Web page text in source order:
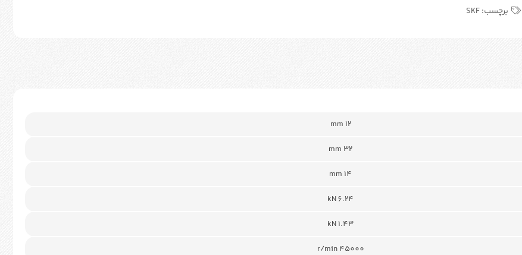
برچسب:SKF
12 mm
32 mm
14 mm
6.24 kN
1.43 kN
r/min 45000